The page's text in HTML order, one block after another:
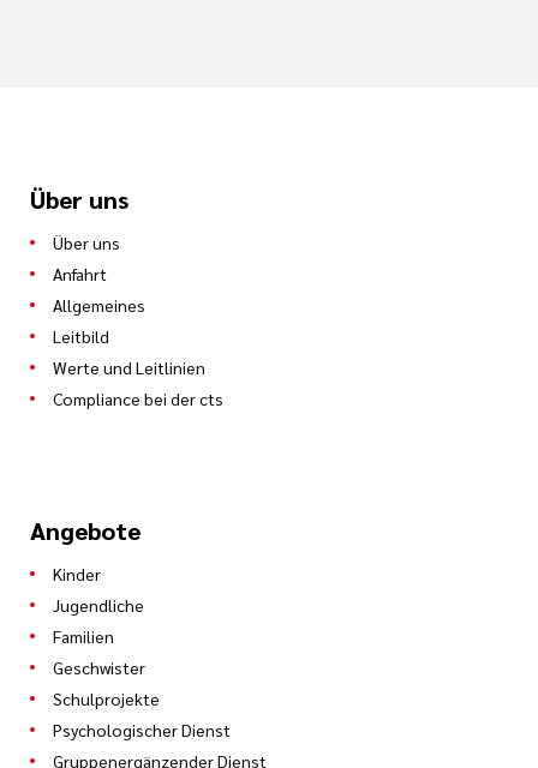
Über uns
Über uns
Anfahrt
Allgemeines
Leitbild
Werte und Leitlinien
Compliance bei der cts
Angebote
Kinder
Jugendliche
Familien
Geschwister
Schulprojekte
Psychologischer Dienst
Gruppenergänzender Dienst